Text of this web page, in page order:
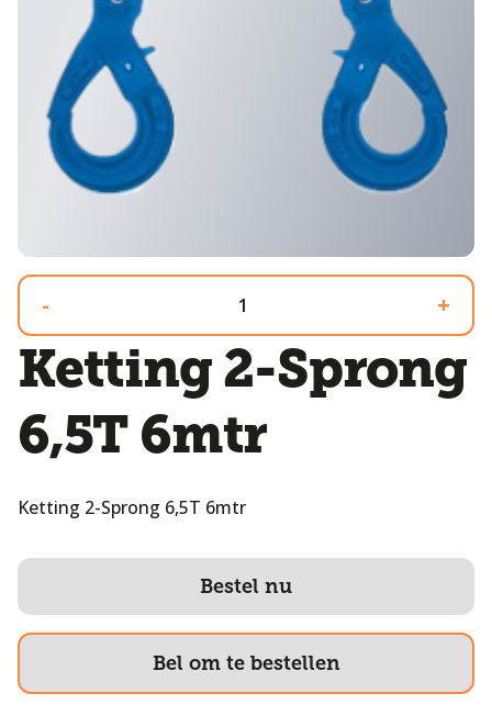
- +
Ketting 2-Sprong
6,5T 6mtr
Ketting 2-Sprong 6,5T 6mtr
Bestel nu
Bel om te bestellen